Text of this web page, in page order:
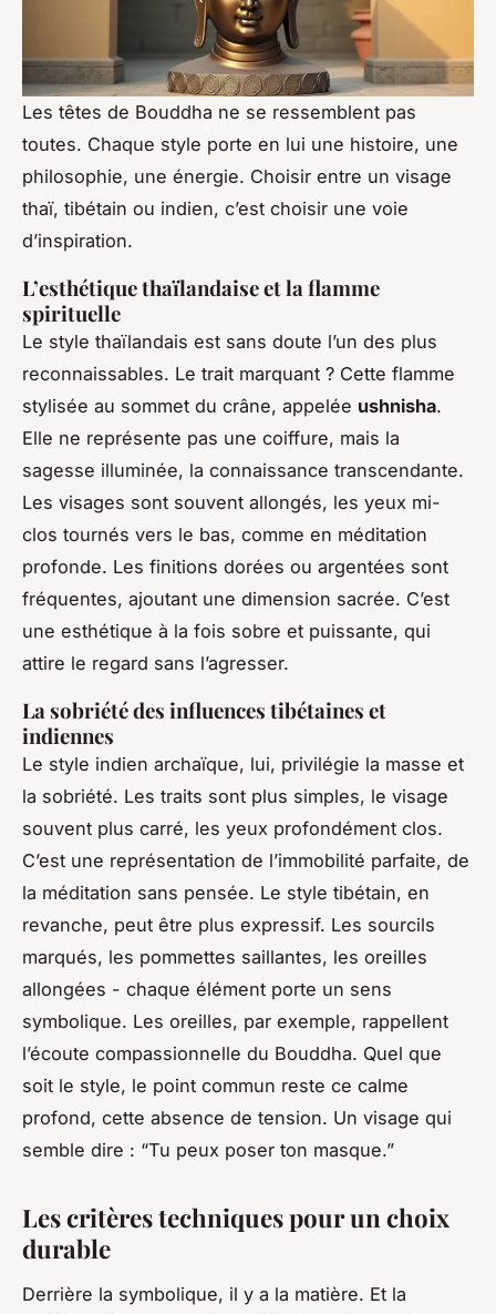
Les têtes de Bouddha ne se ressemblent pas
toutes. Chaque style porte en lui une histoire, une
philosophie, une énergie. Choisir entre un visage
thaï, tibétain ou indien, c’est choisir une voie
d’inspiration.
L’esthétique thaïlandaise et la flamme
spirituelle
Le style thaïlandais est sans doute l’un des plus
reconnaissables. Le trait marquant ? Cette flamme
stylisée au sommet du crâne, appelée ushnisha.
Elle ne représente pas une coiffure, mais la
sagesse illuminée, la connaissance transcendante.
Les visages sont souvent allongés, les yeux mi-
clos tournés vers le bas, comme en méditation
profonde. Les finitions dorées ou argentées sont
fréquentes, ajoutant une dimension sacrée. C’est
une esthétique à la fois sobre et puissante, qui
attire le regard sans l’agresser.
La sobriété des influences tibétaines et
indiennes
Le style indien archaïque, lui, privilégie la masse et
la sobriété. Les traits sont plus simples, le visage
souvent plus carré, les yeux profondément clos.
C’est une représentation de l’immobilité parfaite, de
la méditation sans pensée. Le style tibétain, en
revanche, peut être plus expressif. Les sourcils
marqués, les pommettes saillantes, les oreilles
allongées - chaque élément porte un sens
symbolique. Les oreilles, par exemple, rappellent
l’écoute compassionnelle du Bouddha. Quel que
soit le style, le point commun reste ce calme
profond, cette absence de tension. Un visage qui
semble dire : “Tu peux poser ton masque.”
Les critères techniques pour un choix
durable
Derrière la symbolique, il y a la matière. Et la